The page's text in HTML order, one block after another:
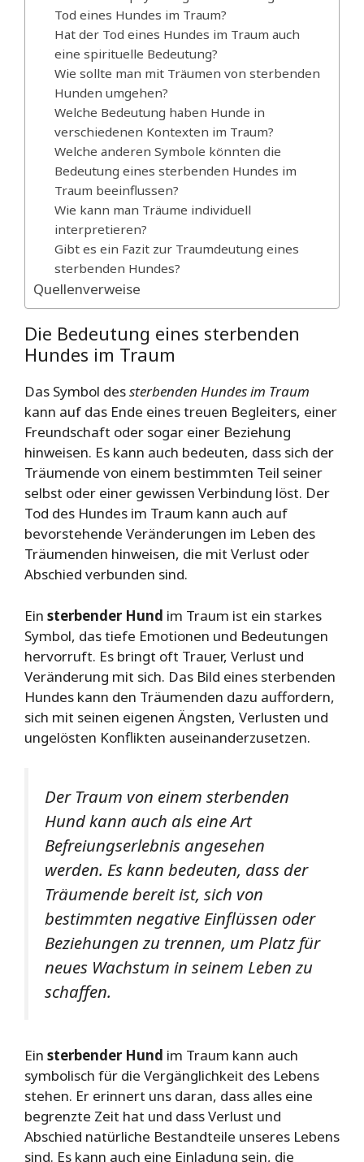
Tod eines Hundes im Traum?
Hat der Tod eines Hundes im Traum auch
eine spirituelle Bedeutung?
Wie sollte man mit Träumen von sterbenden
Hunden umgehen?
Welche Bedeutung haben Hunde in
verschiedenen Kontexten im Traum?
Welche anderen Symbole könnten die
Bedeutung eines sterbenden Hundes im
Traum beeinflussen?
Wie kann man Träume individuell
interpretieren?
Gibt es ein Fazit zur Traumdeutung eines
sterbenden Hundes?
Quellenverweise
Die Bedeutung eines sterbenden
Hundes im Traum
Das Symbol dessterbenden Hundes im Traum
kann auf das Ende eines treuen Begleiters, einer
Freundschaft oder sogar einer Beziehung
hinweisen. Es kann auch bedeuten, dass sich der
Träumende von einem bestimmten Teil seiner
selbst oder einer gewissen Verbindung löst. Der
Tod des Hundes im Traum kann auch auf
bevorstehende Veränderungen im Leben des
Träumenden hinweisen, die mit Verlust oder
Abschied verbunden sind.
Ein sterbender Hund im Traum ist ein starkes
Symbol, das tiefe Emotionen und Bedeutungen
hervorruft. Es bringt oft Trauer, Verlust und
Veränderung mit sich. Das Bild eines sterbenden
Hundes kann den Träumenden dazu auffordern,
sich mit seinen eigenen Ängsten, Verlusten und
ungelösten Konflikten auseinanderzusetzen.
Der Traum von einem sterbenden
Hund kann auch als eine Art
Befreiungserlebnis angesehen
werden. Es kann bedeuten, dass der
Träumende bereit ist, sich von
bestimmten negative Einflüssen oder
Beziehungen zu trennen, um Platz für
neues Wachstum in seinem Leben zu
schaffen.
Ein sterbender Hund im Traum kann auch
symbolisch für die Vergänglichkeit des Lebens
stehen. Er erinnert uns daran, dass alles eine
begrenzte Zeit hat und dass Verlust und
Abschied natürliche Bestandteile unseres Lebens
sind. Es kann auch eine Einladung sein, die